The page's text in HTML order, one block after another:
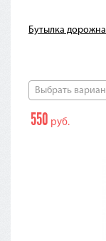
Бутылка
Выбрать
550 руб.